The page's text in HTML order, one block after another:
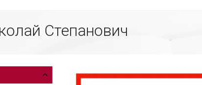
Степанович